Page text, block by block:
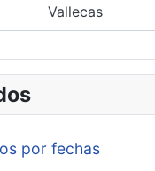
Vallecas
por fechas